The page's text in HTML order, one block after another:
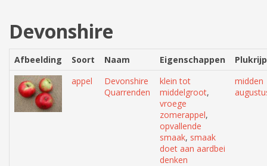
Devonshire
Afbeelding Soort Naam Eigenschappen
Plukrijp
appel
Devonshire
Quarrenden
klein tot
middelgroot,
vroege
zomerappel,
opvallende
smaak, smaak
doet aan aardbei
denken
midden